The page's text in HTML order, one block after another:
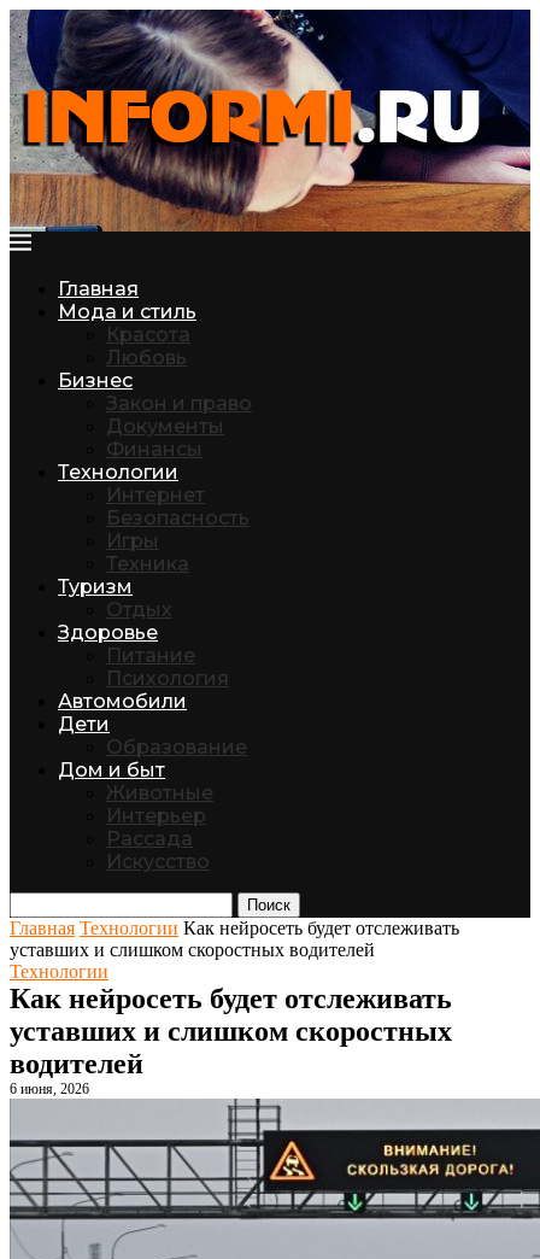
Главная
Мода и стиль
Красота
Любовь
Бизнес
Закон и право
Документы
Финансы
Технологии
Интернет
Безопасность
Игры
Техника
Туризм
Отдых
Здоровье
Питание
Психология
Автомобили
Дети
Образование
Дом и быт
Животные
Интерьер
Рассада
Искусство
Поиск
Главная Технологии Как нейросеть будет отслеживать
уставших и слишком скоростных водителей
Технологии
Как нейросеть будет отслеживать
уставших и слишком скоростных
водителей
6 июня, 2026